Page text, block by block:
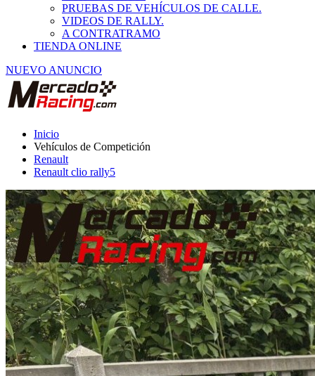
VIDEOS DE RALLY.
A CONTRATRAMO
TIENDA ONLINE
NUEVO ANUNCIO
Vehículos de Competición
Renault
Renault clio rally5